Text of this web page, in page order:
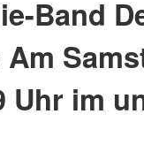
Band
Uhr im